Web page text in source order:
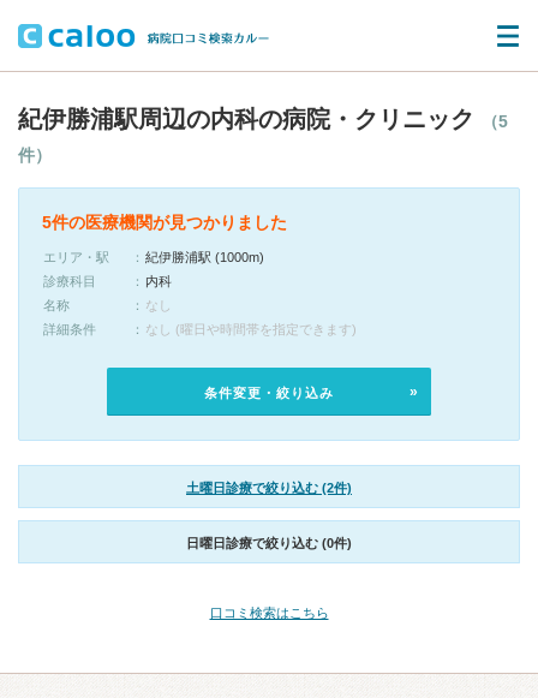
紀伊勝浦駅周辺の内科の病院・クリニック
（5
件）
5件の医療機関が見つかりました
エリア・駅
紀伊勝浦駅 (1000m)
診療科目
内科
名称
なし
詳細条件
なし (曜日や時間帯を指定できます)
条件変更・絞り込み
土曜日診療で絞り込む (2件)
日曜日診療で絞り込む (0件)
口コミ検索はこちら